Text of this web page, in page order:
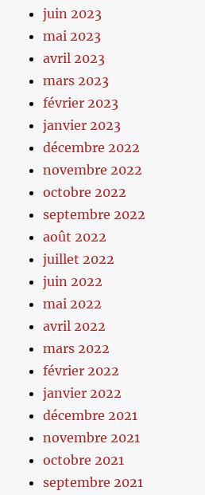
juin 2023
mai 2023
avril 2023
mars 2023
février 2023
janvier 2023
décembre 2022
novembre 2022
octobre 2022
septembre 2022
août 2022
juillet 2022
juin 2022
mai 2022
avril 2022
mars 2022
février 2022
janvier 2022
décembre 2021
novembre 2021
octobre 2021
septembre 2021